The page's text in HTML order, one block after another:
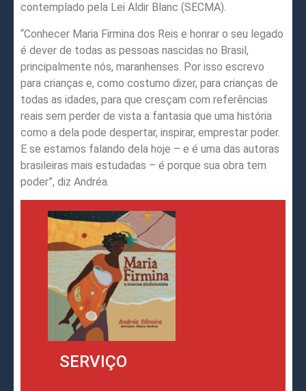
contemplado pela Lei Aldir Blanc (SECMA).
“Conhecer Maria Firmina dos Reis e honrar o seu legado
é dever de todas as pessoas nascidas no Brasil,
principalmente nós, maranhenses. Por isso escrevo
para crianças e, como costumo dizer, para crianças de
todas as idades, para que cresçam com referências
reais sem perder de vista a fantasia que uma história
como a dela pode despertar, inspirar, emprestar poder.
E se estamos falando dela hoje – e é uma das autoras
brasileiras mais estudadas – é porque sua obra tem
poder”, diz Andréa.
SERVIÇO